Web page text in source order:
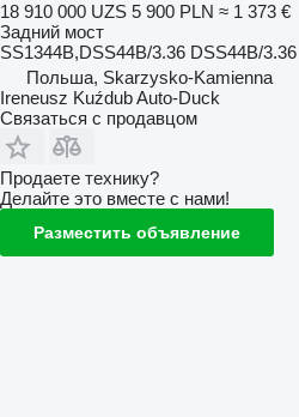
18 910 000 UZS 5 900 PLN ≈ 1 373 €
Задний мост
SS1344B,DSS44B/3.36 DSS44B/3.36
Польша, Skarzysko-Kamienna
Ireneusz Kuźdub Auto-Duck
Связаться с продавцом
Продаете технику?
Делайте это вместе с нами!
Разместить объявление